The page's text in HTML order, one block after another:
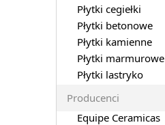
Płytki cegiełki
Płytki betonowe
Płytki kamienne
Płytki marmurowe
Płytki lastryko
Producenci
Equipe Ceramicas